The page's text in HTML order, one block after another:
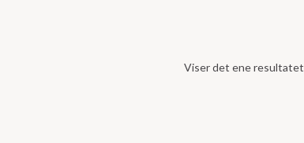
Viser det ene resultatet